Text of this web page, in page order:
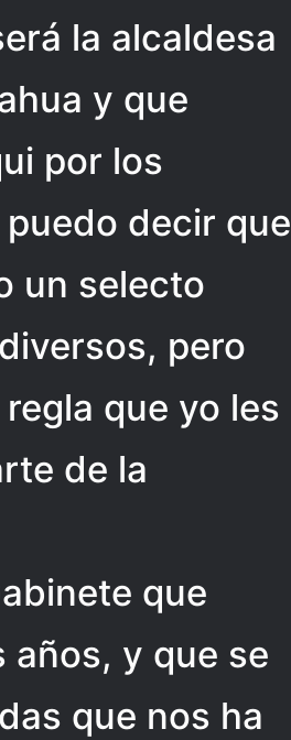
la alcaldesa
y que
por los
decir que
un selecto
pero
que yo les
de la
que
años, y que se
que nos ha